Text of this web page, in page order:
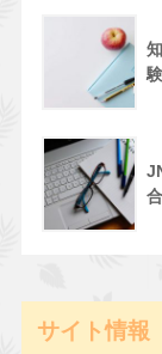
サイト情報